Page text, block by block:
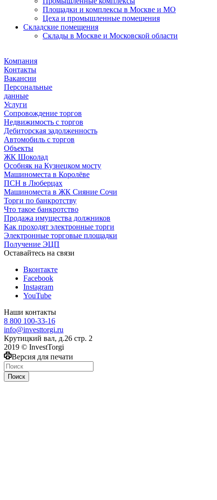
Площадки и комплексы в Москве и МО
Цеха и промышленные помещения
Складские помещения
Склады в Москве и Московской области
Компания
Контакты
Вакансии
Персональные
данные
Услуги
Сопровождение торгов
Недвижимость с торгов
Дебиторская задолженность
Автомобиль с торгов
Объекты
ЖК Шоколад
Особняк на Кузнецком мосту
Машиноместа в Королёве
ПСН в Люберцах
Машиноместа в ЖК Сияние Сочи
Торги по банкротству
Что такое банкротство
Продажа имущества должников
Как проходят электронные торги
Электронные торговые площадки
Получение ЭЦП
Оставайтесь на связи
Вконтакте
Facebook
Instagram
YouTube
Наши контакты
8 800 100-33-16
info@investtorgi.ru
Крутицкий вал, д.26 стр. 2
2019 © InvestTorgi
Версия для печати
Поиск